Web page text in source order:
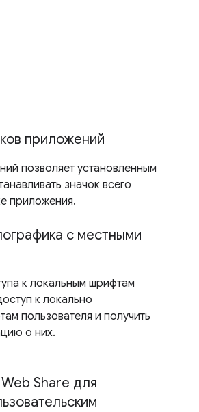
приложений
позволяет установленным
значок всего
приложения.
с местными
к локальным шрифтам
к локально
пользователя и получить
о них.
Share для